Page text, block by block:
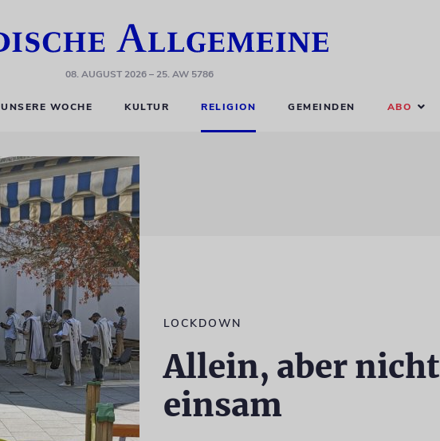
08. AUGUST 2026– 25. AW 5786
UNSERE WOCHE KULTUR RELIGION GEMEINDEN ABO
LOCKDOWN
Allein, aber nicht
einsam